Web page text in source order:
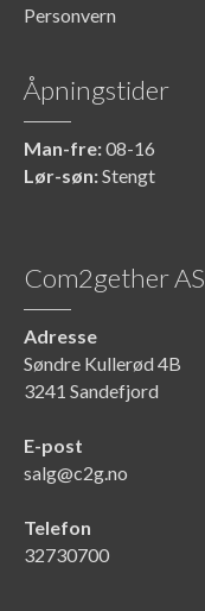
Personvern
Åpningstider
Man-fre:08-16
Lør-søn:Stengt
Com2gether AS
Adresse
Søndre Kullerød 4B
3241 Sandefjord
E-post
salg@c2g.no
Telefon
32730700